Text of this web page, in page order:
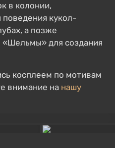
в колонии,
поведения кукол-
а позже
«Шельмы» для создания
косплеем по мотивам
внимание на нашу